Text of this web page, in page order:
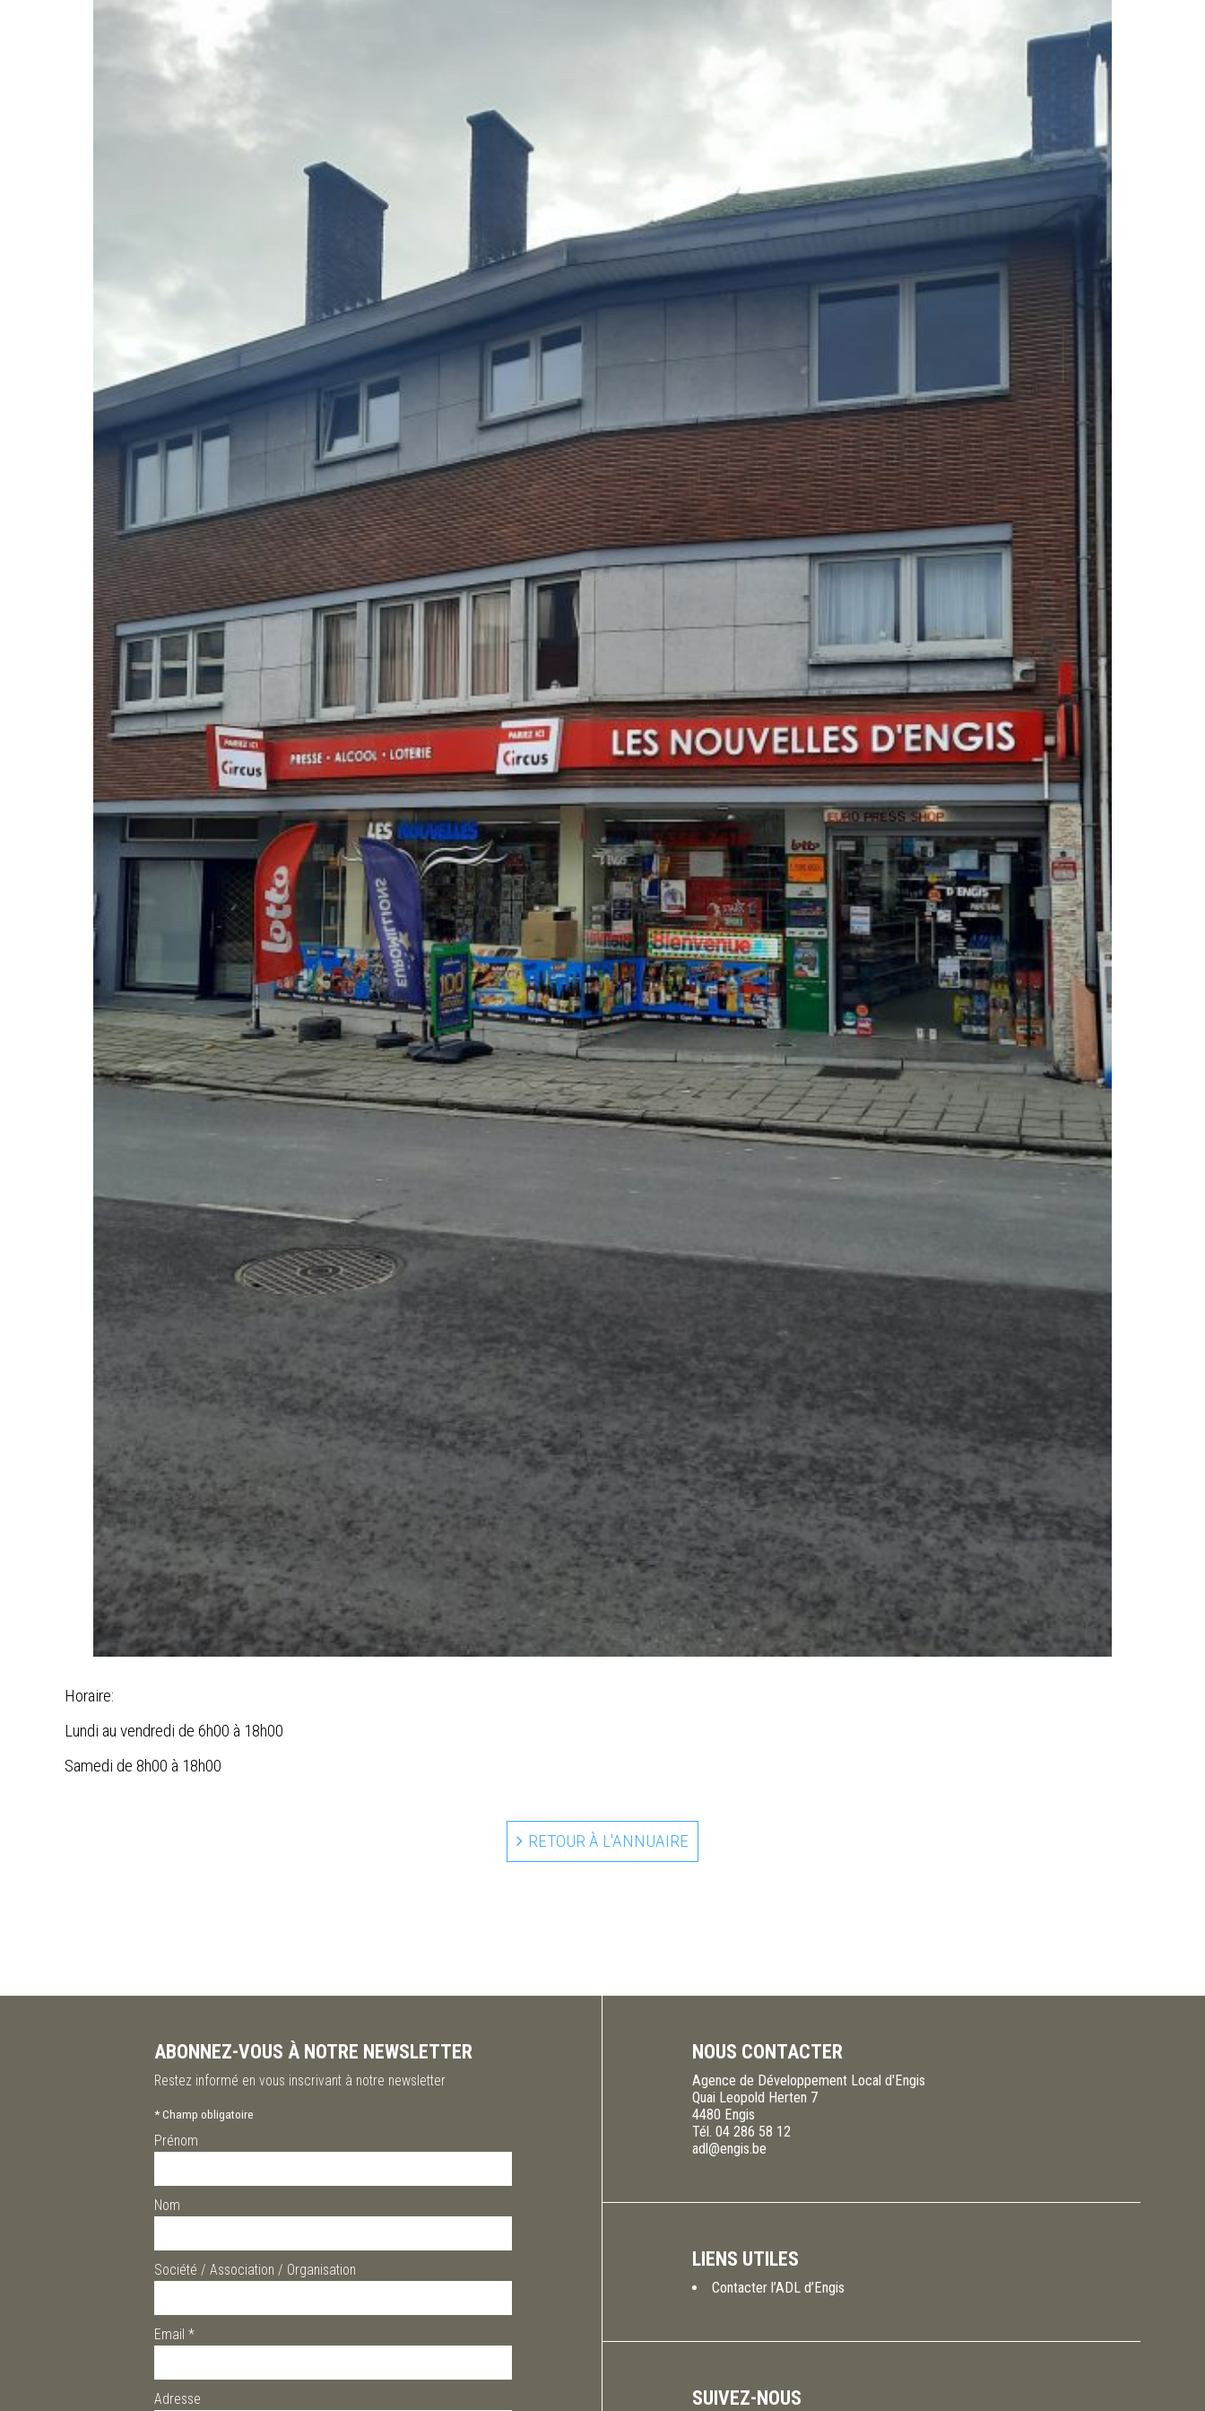
Horaire:
Lundi au vendredi de 6h00 à 18h00
Samedi de 8h00 à 18h00
RETOUR À L'ANNUAIRE
ABONNEZ-VOUS À NOTRE NEWSLETTER
Restez informé en vous inscrivant à notre newsletter
*Champ obligatoire
Prénom
Nom
Société / Association / Organisation
Email *
Adresse
NOUS CONTACTER
Agence de Développement Local d'Engis
Quai Leopold Herten 7
4480 Engis
Tél. 04 286 58 12
adl@engis.be
LIENS UTILES
Contacter l’ADL d’Engis
SUIVEZ-NOUS